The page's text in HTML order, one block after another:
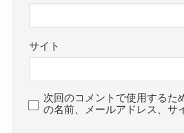
サイト
次回のコメントで使用するた
の名前、メールアドレス、サ